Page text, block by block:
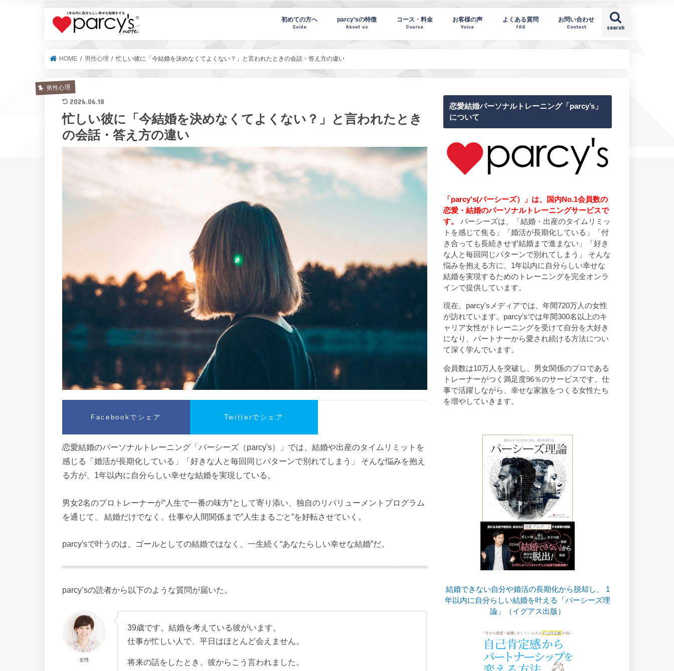
parcy's note(パーシーズノート) search
初めての方へ
Guide
parcy’sの特徴
About us
コース・料金
Course
お客様の声
Voice
よくある質問
FAQ
お問い合わせ
Contact
HOME 男性心理 忙しい彼に「今結婚を決めなくてよくない？」と言われたときの会話・答え方の違い
男性心理
2026.06.18
忙しい彼に「今結婚を決めなくてよくない？」と言われたとき
の会話・答え方の違い
Facebookでシェア Twitterでシェア
恋愛結婚のパーソナルトレーニング「パーシーズ（parcy's）」では、結婚や出産のタイムリミットを
感じる「婚活が長期化している」「好きな人と毎回同じパターンで別れてしまう」 そんな悩みを抱え
る方が、1年以内に自分らしい幸せな結婚を実現している。
男女2名のプロトレーナーが“人生で一番の味方”として寄り添い、独自のリバリューメントプログラム
を通じて、 結婚だけでなく、仕事や人間関係まで”人生まるごと”を好転させていく。
parcy'sで叶うのは、ゴールとしての結婚ではなく、一生続く“あなたらしい幸せな結婚”だ。
parcy’sの読者から以下のような質問が届いた。
女性
39歳です。結婚を考えている彼がいます。
仕事が忙しい人で、平日はほとんど会えません。
将来の話をしたとき、彼からこう言われました。
恋愛結婚パーソナルトレーニング「parcy’s」
について
「parcy's(パーシーズ）」は、国内No.1会員数の
恋愛・結婚のパーソナルトレーニングサービスで
す。
パーシーズは、「結婚・出産のタイムリミッ
トを感じて焦る」「婚活が長期化している」「付
き合っても長続きせず結婚まで進まない」「好き
な人と毎回同じパターンで別れてしまう」 そんな
悩みを抱える方に、1年以内に自分らしい幸せな
結婚を実現するためのトレーニングを完全オンラ
インで提供しています。
現在、parcy'sメディアでは、年間720万人の女性
が訪れています。parcy'sでは年間300名以上のキ
ャリア女性がトレーニングを受けて自分を大好き
になり、パートナーから愛され続ける方法につい
て深く学んでいます。
会員数は10万人を突破し、男女関係のプロである
トレーナーがつく満足度96％のサービスです。仕
事で活躍しながら、幸せな家族をつくる女性たち
を増やしていきます。
結婚できない自分や婚活の長期化から脱却し、 1
年以内に自分らしい結婚を叶える「パーシーズ理
論」（イグアス出版）